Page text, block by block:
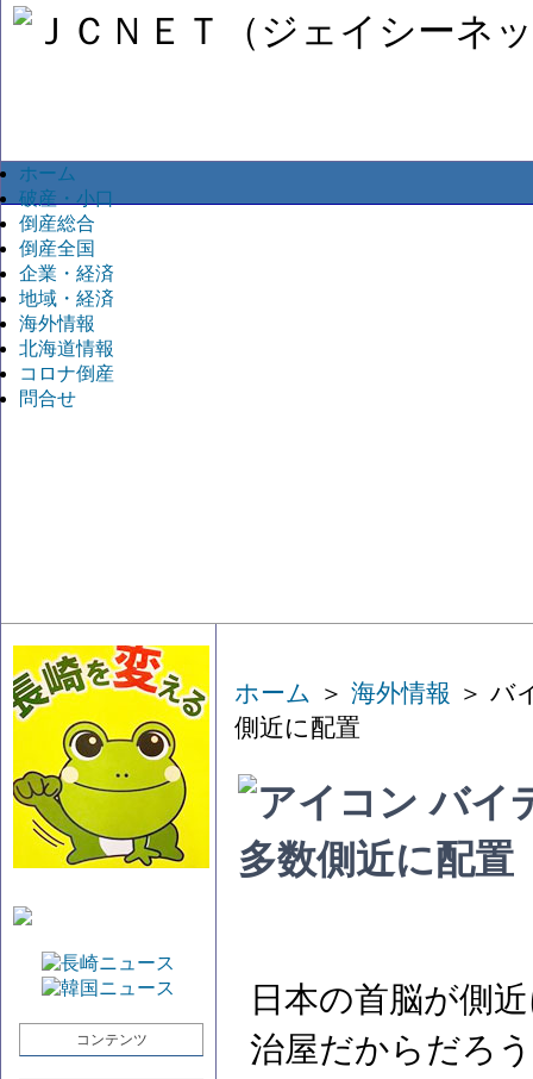
ホーム
破産・小口
倒産総合
倒産全国
企業・経済
地域・経済
海外情報
北海道情報
コロナ倒産
問合せ
コンテンツ
ホーム ＞ 海外情報 ＞ バ
側近に配置
バイ
多数側近に配置
日本の首脳が側
治屋だからだろ